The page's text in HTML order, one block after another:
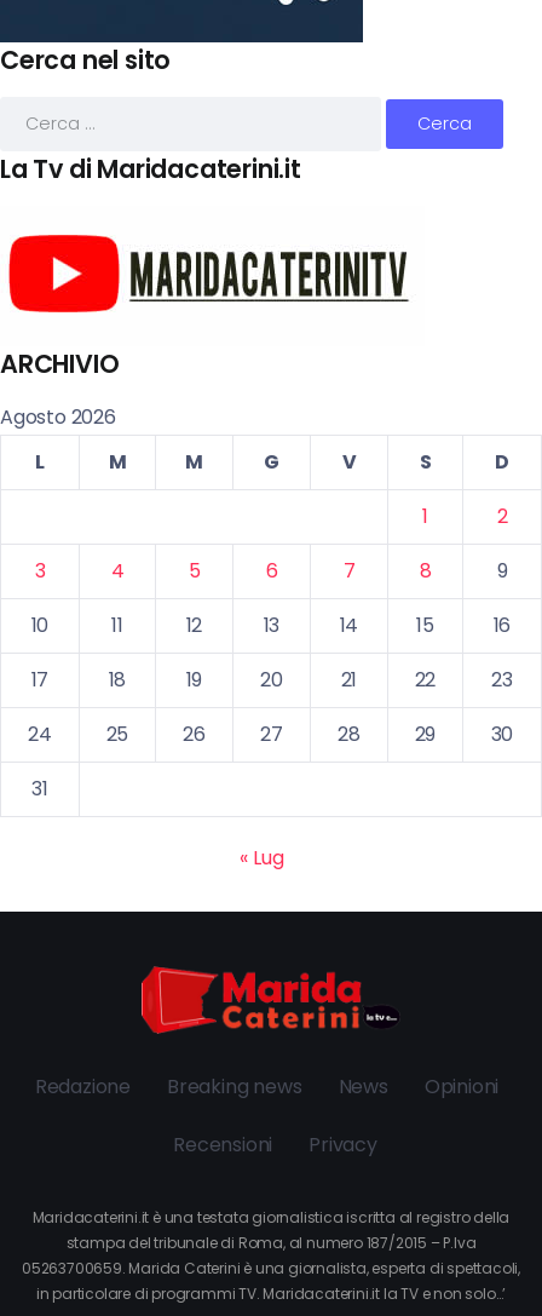
Cerca nel sito
La Tv di Maridacaterini.it
ARCHIVIO
Agosto 2026
L
M M G V S
D
1
2
3
4 5 6 7 8
9
10
11 12 13 14 15
16
17
18 19 20 21 22
23
24
25 26 27 28 29
30
31
« Lug
Redazione Breaking news News Opinioni
Recensioni Privacy
Maridacaterini.it è una testata giornalistica iscritta al registro della
stampa del tribunale di Roma, al numero 187/2015 – P.Iva
05263700659. Marida Caterini è una giornalista, esperta di spettacoli,
in particolare di programmi TV. Maridacaterini.it la TV e non solo…’